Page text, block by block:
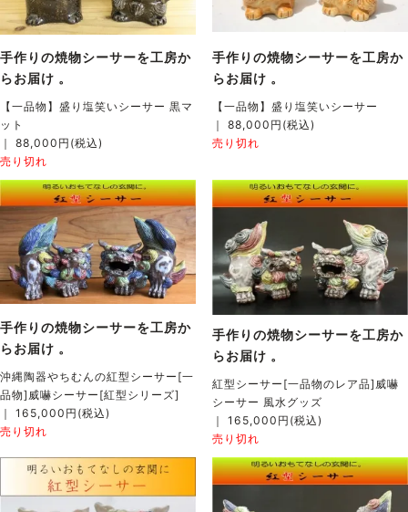
手作りの焼物シーサーを工房か
らお届け 。
【一品物】盛り塩笑いシーサー 黒マ
ット
｜ 88,000円(税込)
売り切れ
手作りの焼物シーサーを工房か
らお届け 。
【一品物】盛り塩笑いシーサー
｜ 88,000円(税込)
売り切れ
手作りの焼物シーサーを工房か
らお届け 。
沖縄陶器やちむんの紅型シーサー[一
品物]威嚇シーサー[紅型シリーズ]
｜ 165,000円(税込)
売り切れ
手作りの焼物シーサーを工房か
らお届け 。
紅型シーサー[一品物のレア品]威嚇
シーサー 風水グッズ
｜ 165,000円(税込)
売り切れ